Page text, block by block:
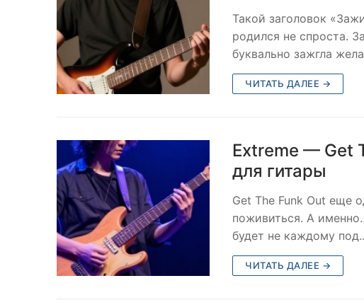
Такой заголовок
родился не спроста.
буквально зажгла
ЧИТАТЬ ДАЛЕЕ →
Extreme — Get
для гитары
Get The Funk Out еще
поживиться. А
будет не каждому
ЧИТАТЬ ДАЛЕЕ →